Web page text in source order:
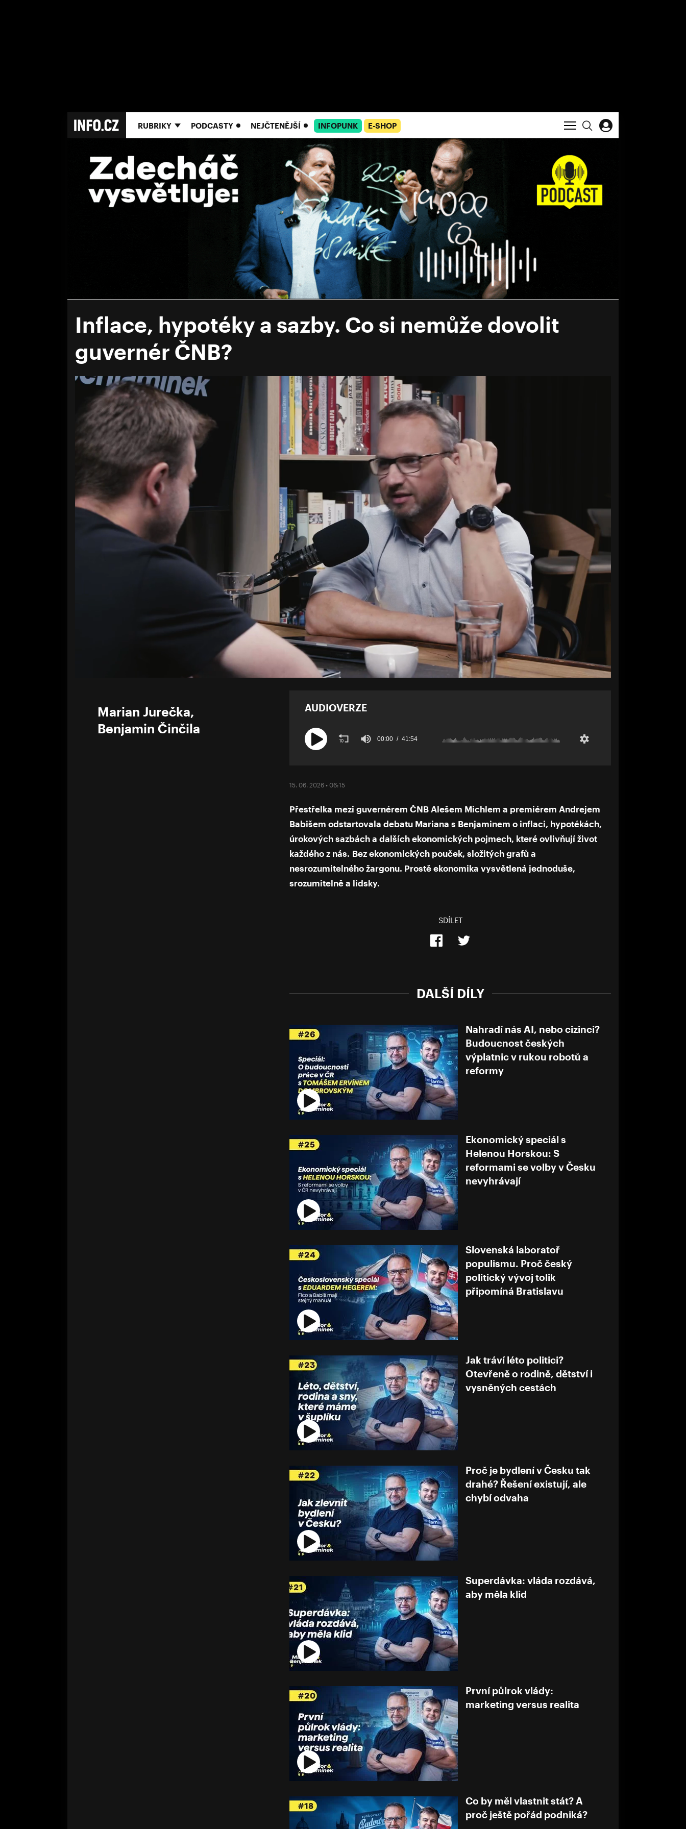
RUBRIKY PODCASTY NEJČTENĚJŠÍ INFOPUNK E-SHOP
Inflace, hypotéky a sazby. Co si nemůže dovolit
guvernér ČNB?
Marian Jurečka,
Benjamin Činčila
AUDIOVERZE
00:00 41:54
15. 06. 2026 • 06:15
Přestřelka mezi guvernérem ČNB Alešem Michlem a premiérem Andrejem
Babišem odstartovala debatu Mariana s Benjaminem o inflaci, hypotékách,
úrokových sazbách a dalších ekonomických pojmech, které ovlivňují život
každého z nás. Bez ekonomických pouček, složitých grafů a
nesrozumitelného žargonu. Prostě ekonomika vysvětlená jednoduše,
srozumitelně a lidsky.
SDÍLET
DALŠÍ DÍLY
Nahradí nás AI, nebo cizinci?
Budoucnost českých
výplatnic v rukou robotů a
reformy
Ekonomický speciál s
Helenou Horskou: S
reformami se volby v Česku
nevyhrávají
Slovenská laboratoř
populismu. Proč český
politický vývoj tolik
připomíná Bratislavu
Jak tráví léto politici?
Otevřeně o rodině, dětství i
vysněných cestách
Proč je bydlení v Česku tak
drahé? Řešení existují, ale
chybí odvaha
Superdávka: vláda rozdává,
aby měla klid
První půlrok vlády:
marketing versus realita
Co by měl vlastnit stát? A
proč ještě pořád podniká?